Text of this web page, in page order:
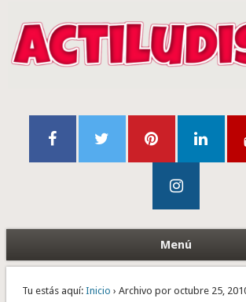
Menú
Tu estás aquí: Inicio › Archivo por octubre 25,